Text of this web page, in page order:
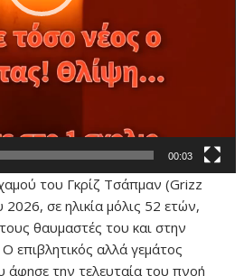
00:03
του Γκρίζ Τσάπμαν (Grizz
σε ηλικία μόλις 52 ετών,
θαυμαστές του και στην
Ο επιβλητικός αλλά γεμάτος
άφησε την τελευταία του πνοή